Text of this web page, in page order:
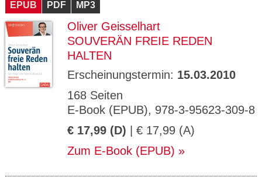
EPUB PDF MP3
Oliver Geisselhart
SOUVERÄN FREIE REDEN
HALTEN
Erscheinungstermin: 15.03.2010
168 Seiten
E-Book (EPUB), 978-3-95623-309-8
€ 17,99 (D) | € 17,99 (A)
Zum E-Book (EPUB)